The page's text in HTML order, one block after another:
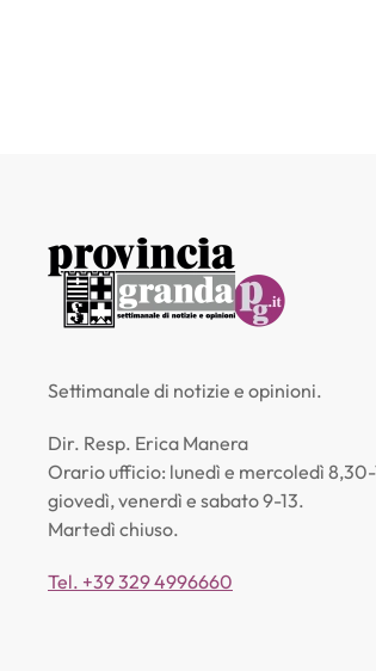
Settimanale di notizie e opinioni.
Dir. Resp. Erica Manera
Orario ufficio: lunedì e mercoledì 8,30-
giovedì, venerdì e sabato 9-13.
Martedì chiuso.
Tel. +39 329 4996660